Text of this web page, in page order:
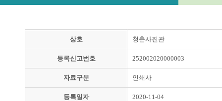
상호 청춘사진관
등록신고번호 252002020000003
자료구분 인쇄사
등록일자 2020-11-04